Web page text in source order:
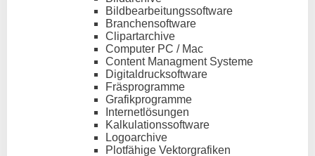
Bildbearbeitungssoftware
Branchensoftware
Clipartarchive
Computer PC / Mac
Content Managment Systeme
Digitaldrucksoftware
Fräsprogramme
Grafikprogramme
Internetlösungen
Kalkulationssoftware
Logoarchive
Plotfähige Vektorgrafiken